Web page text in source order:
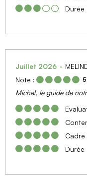
Durée
Juillet 2026
Note :
5
Michel, le guide de
Cadre
Durée